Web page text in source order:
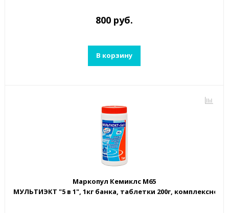
800 руб.
В корзину
Маркопул Кемиклс М65
МУЛЬТИЭКТ "5 в 1", 1кг банка, таблетки 200г,